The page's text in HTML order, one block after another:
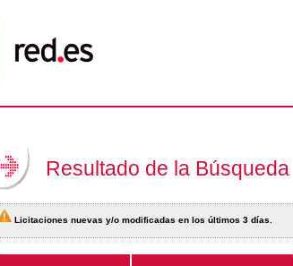
Resultado de la Búsqueda
Licitaciones nuevas y/o modificadas en los últimos 3 días.